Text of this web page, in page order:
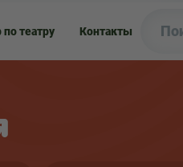
по театру Контакты